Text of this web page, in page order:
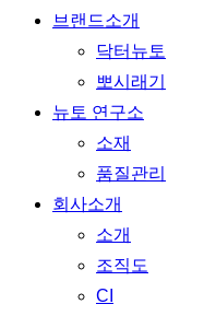
브랜드소개
닥터뉴토
뽀시래기
뉴토 연구소
소재
품질관리
회사소개
소개
조직도
CI